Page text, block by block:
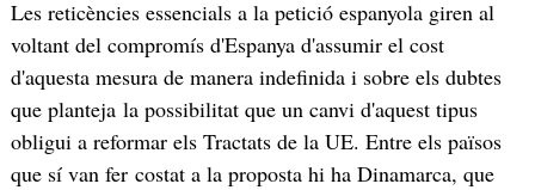
Les reticències essencials a la petició espanyola giren al
voltant del compromís d'Espanya d'assumir el cost
d'aquesta mesura de manera indefinida i sobre els dubtes
que planteja la possibilitat que un canvi d'aquest tipus
obligui a reformar els Tractats de la UE. Entre els països
que sí van fer costat a la proposta hi ha Dinamarca, que